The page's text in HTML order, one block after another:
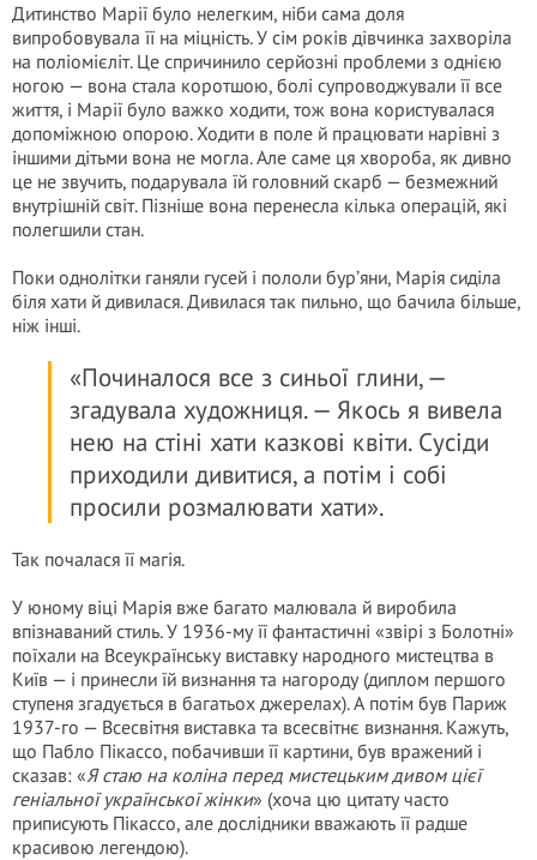
Дитинство Марії було нелегким, ніби сама доля
випробовувала її на міцність. У сім років дівчинка заxвopіла
на поліомієліт. Це спричинило серйозні проблеми з однією
ногою — вона стала коротшою, болі супроводжували її все
життя, і Марії було важко ходити, тож вона користувалася
допоміжною опорою. Ходити в поле й працювати нарівні з
іншими дітьми вона не могла. Але саме ця хвоpоба, як дивно
це не звучить, подарувала їй головний скарб — безмежний
внутрішній світ. Пізніше вона перенесла кілька операцій, які
полегшили стан.
Поки однолітки ганяли гусей і пололи бур’яни, Марія сиділа
біля хати й дивилася. Дивилася так пильно, що бачила більше,
ніж інші.
«Починалося все з синьої глини, —
згадувала художниця. — Якось я вивела
нею на стіні хати казкові квіти. Сусіди
приходили дивитися, а потім і собі
просили розмалювати хати».
Так почалася її магія.
У юному віці Марія вже багато малювала й виробила
впізнаваний стиль. У 1936-му її фантастичні «звірі з Болотні»
поїхали на Всеукраїнську виставку народного мистецтва в
Київ — і принесли їй визнання та нагороду (диплом першого
ступеня згадується в багатьох джерелах). А потім був Париж
1937-го — Всесвітня виставка та всесвітнє визнання. Кажуть,
що Пабло Пікассо, побачивши її картини, був вражений і
сказав: «Я стаю на коліна перед мистецьким дивом цієї
геніальної української жінки» (хоча цю цитату часто
приписують Пікассо, але дослідники вважають її радше
красивою легендою).